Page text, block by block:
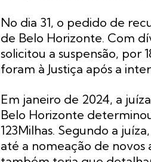
No dia 31, o pedido de
de Belo Horizonte. Com
solicitou a suspensão, por
foram à Justiça após a
Em janeiro de 2024, a
Belo Horizonte
123Milhas. Segundo a
até a nomeação de novos